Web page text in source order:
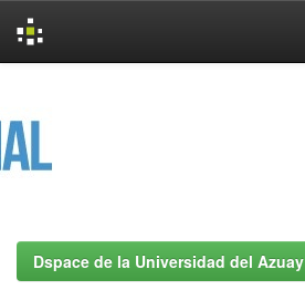
Dspace de la Universidad del Azuay